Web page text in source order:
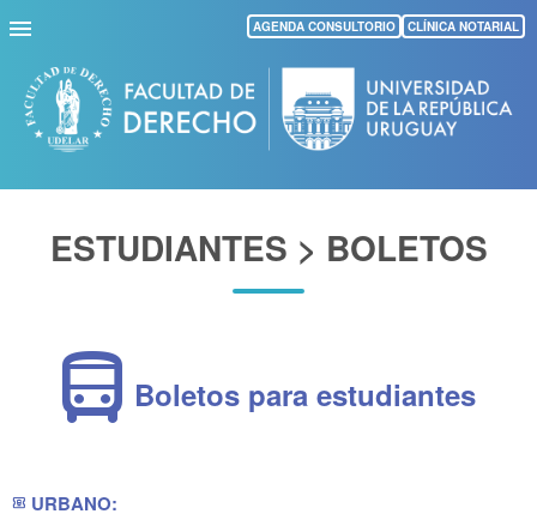
Pasar
al
contenido
principal
AGENDA CONSULTORIO CLÍNICA NOTARIAL
ESTUDIANTES > BOLETOS
directions_bus Boletos para estudiantes
transit_ticket URBANO: